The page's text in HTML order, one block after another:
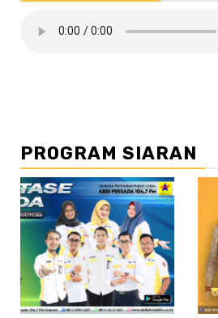
PROGRAM SIARAN
//2